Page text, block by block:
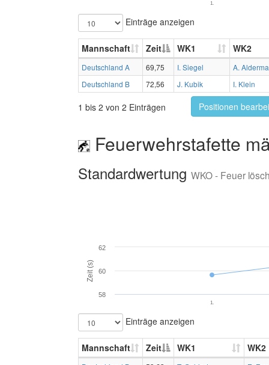
1.
Einträge anzeigen
Mannschaft Zeit WK1 WK2
Deutschland A 69,75 I. Siegel
A.
Deutschland B
72,56 J. Kubik I. Klein
1 bis 2 von 2 Einträgen Positionen
Feuerwehrstafette
Standardwertung WKO - Feuer
Zeit (s)
1.
58
60
62
Einträge anzeigen
Mannschaft Zeit WK1 WK2